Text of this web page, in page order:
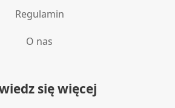
Regulamin
O nas
się więcej